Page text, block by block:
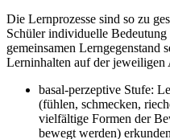
Die Lernprozesse sind so zu
Schüler individuelle
gemeinsamen Lerngegenstand
Lerninhalten auf der jeweiligen
basal-perzeptive Stufe:
(fühlen, schmecken,
vielfältige Formen der
bewegt werden)